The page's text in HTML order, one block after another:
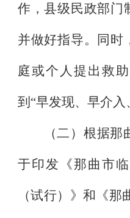
作，县级民政部门
并做好指导。同时
庭或个人提出救
到 “早发现、早介入
（二）根据
于印发《那曲市
（试行）》和《那